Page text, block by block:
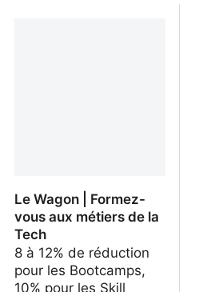
Le Wagon | Formez-
vous aux métiers de la
Tech
8 à 12% de réduction
pour les Bootcamps,
10% pour les Skill